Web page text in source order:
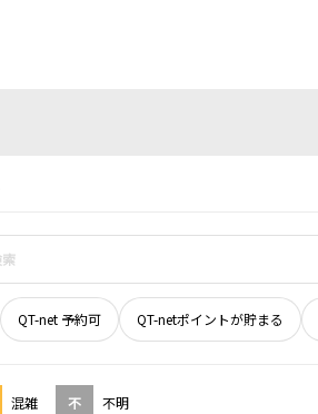
QT-net 予約可 QT-netポイントが貯まる
混雑 不 不明